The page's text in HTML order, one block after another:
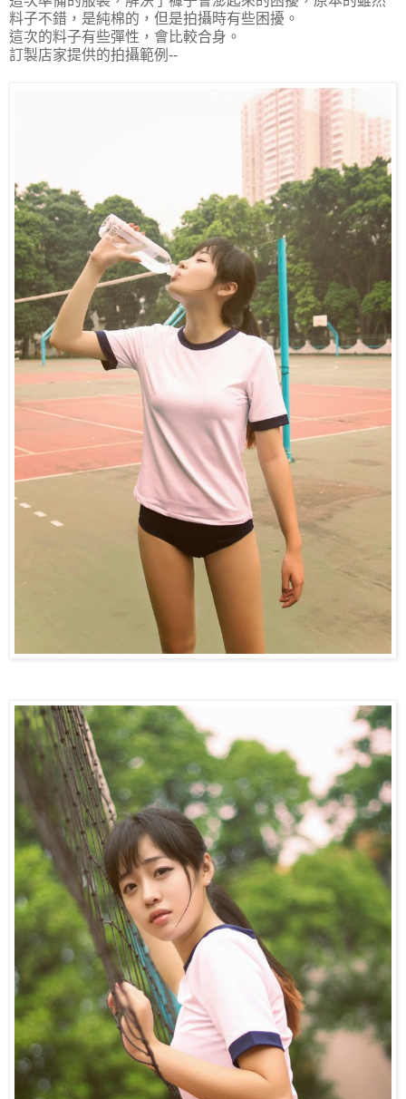
料子不錯，是純棉的，但是拍攝時有些困擾。
這次的料子有些彈性，會比較合身。
訂製店家提供的拍攝範例--